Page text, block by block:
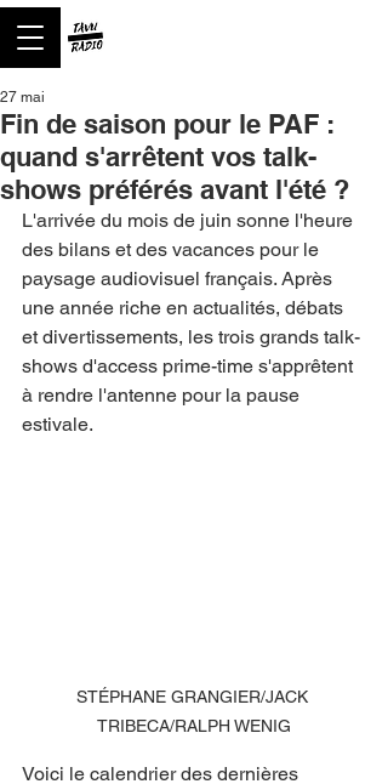
Fin de saison pour le PAF :
quand s'arrêtent vos talk-
shows préférés avant l'été ?
27 mai
L'arrivée du mois de juin sonne l'heure
des bilans et des vacances pour le
paysage audiovisuel français. Après
une année riche en actualités, débats
et divertissements, les trois grands talk-
shows d'access prime-time s'apprêtent
à rendre l'antenne pour la pause
estivale.
STÉPHANE GRANGIER/JACK
TRIBECA/RALPH WENIG
Voici le calendrier des dernières